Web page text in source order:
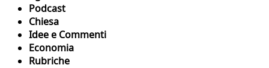
Podcast
Chiesa
Idee e Commenti
Economia
Rubriche